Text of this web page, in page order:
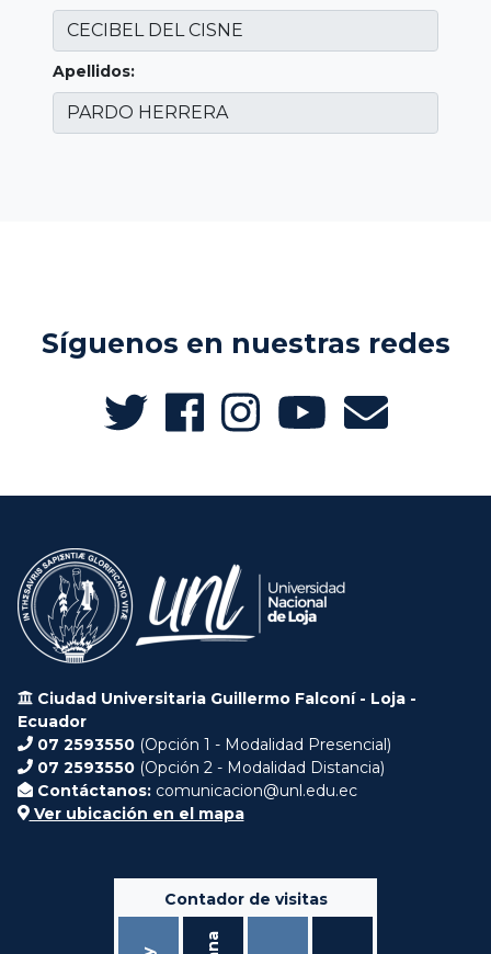
Apellidos:
Síguenos en nuestras redes
Ciudad Universitaria Guillermo Falconí - Loja -
Ecuador
07 2593550 (Opción 1 - Modalidad Presencial)
07 2593550 (Opción 2 - Modalidad Distancia)
Contáctanos: comunicacion@unl.edu.ec
Ver ubicación en el mapa
Contador de visitas